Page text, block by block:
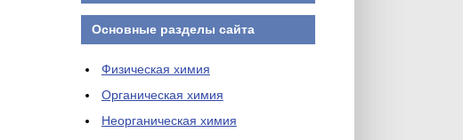
Основные разделы сайта
Физическая химия
Органическая химия
Неорганическая химия